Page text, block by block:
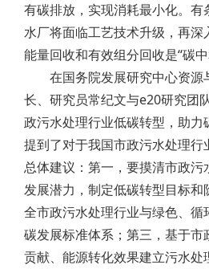
有碳排放，实现消耗最小化。
水厂将面临工艺技术升级，再深
能量回收和有效组分回收是“碳中
在国务院发展研究中心资源
长、研究员常纪文与e20研究团
政污水处理行业低碳转型，助力
提到了对于我国市政污水处理行
总体建议：第一，要摸清市政污
发展潜力，制定低碳转型目标和
全市政污水处理行业与绿色、
碳发展标准体系；第三，基于
贡献、能源转化效果建立污水